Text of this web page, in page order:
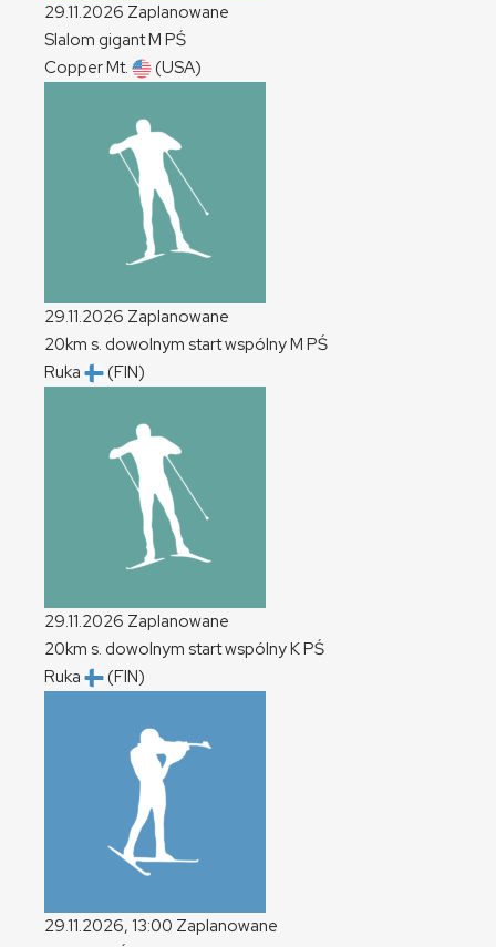
29.11.2026 Zaplanowane
Slalom gigantM PŚ
Copper Mt.
(USA)
29.11.2026 Zaplanowane
20km s. dowolnym start wspólnyM PŚ
Ruka
(FIN)
29.11.2026 Zaplanowane
20km s. dowolnym start wspólnyKPŚ
Ruka
(FIN)
29.11.2026, 13:00 Zaplanowane